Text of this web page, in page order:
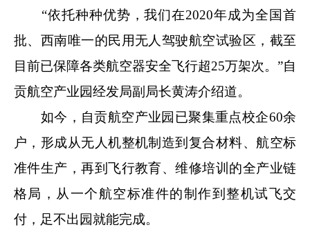
“依托种种优势，我们在2020年成为全国首
批、西南唯一的民用无人驾驶航空试验区，截至
目前已保障各类航空器安全飞行超25万架次。”自
贡航空产业园经发局副局长黄涛介绍道。
如今，自贡航空产业园已聚集重点校企60余
户，形成从无人机整机制造到复合材料、航空标
准件生产，再到飞行教育、维修培训的全产业链
格局，从一个航空标准件的制作到整机试飞交
付，足不出园就能完成。